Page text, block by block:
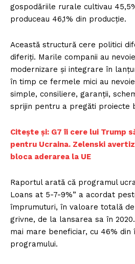
gospodăriile rurale cultivau
produceau 46,1% din producție.
Această structură cere politici
diferiți. Marile companii au
modernizare și integrare în
în timp ce fermele mici au
simple, consiliere, garanții,
sprijin pentru a pregăti proiecte
Citește și: G7 îi cere lui Trump
pentru Ucraina. Zelenski
bloca aderarea la UE
Raportul arată că programul
Loans at 5-7-9%” a acordat
împrumuturi, în valoare totală
grivne, de la lansarea sa în
mai mare beneficiar, cu 46% din
programului.